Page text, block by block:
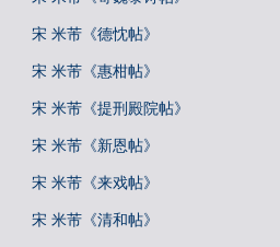
宋 米芾《德忱帖》
宋 米芾《惠柑帖》
宋 米芾《提刑殿院帖》
宋 米芾《新恩帖》
宋 米芾《来戏帖》
宋 米芾《清和帖》